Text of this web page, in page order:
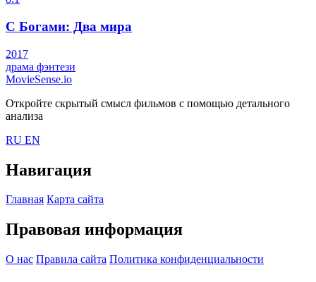
С Богами: Два мира
2017
драма фэнтези
MovieSense.io
Откройте скрытый смысл фильмов с помощью детального
анализа
RU EN
Навигация
Главная Карта сайта
Правовая информация
О нас Правила сайта Политика конфиденциальности